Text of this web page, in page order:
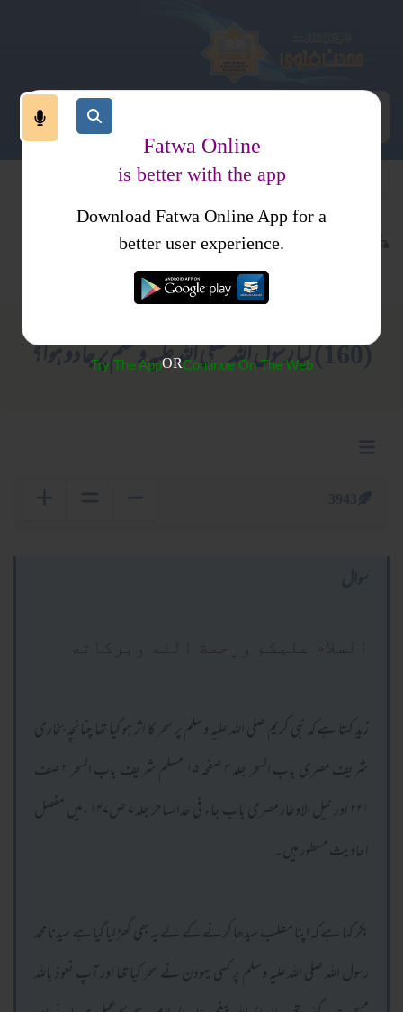
ایمانیات
کتب فتاوی
فتاوی علمائے حدیث جلد 9
(160) کیا رسول اللہ صلی اللہ علیہ وسلم پر جادو ہوا؟
السلام عليكم ورحمة الله وبركاته
زید کہتا ہے کہ نبی کریم صلی اللہ علیہ وسلم پر سحر کا اثر ہو گیا تھا چنانچہ بخاری
شریف مصری باب السحر جلد ۴ صفحہ ۱۵ مسلم شریف باب السحر ۲ صف
۲۲۱ اور نیل الاوطار مصری باب جاء فی حدالساحر جلد ۷ ص۱۴۷ ،میں مفصل
احادیث مسطور ہیں۔
بکر کہا ہے کہ اپنا مطلب سیدھا کرنے کے لے یہ بھی گھڑ لیا گیا ہے سیدنا محمد
رسول اللہ صلی اللہ علیہ وسلم پر کسی یہودن نے سحر کیا تھا اور آپ نعوذ باللہ
Fatwa Online
is better with the app
Download Fatwa Online App for a
better user experience.
Try The AppORContinue On The Web